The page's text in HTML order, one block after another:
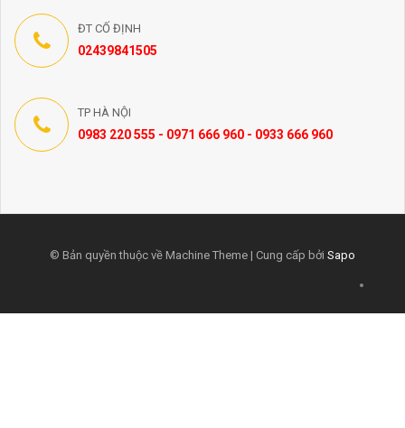
ĐT CỐ ĐỊNH
02439841505
TP HÀ NỘI
0983 220 555 - 0971 666 960 - 0933 666 960
© Bản quyền thuộc về Machine Theme | Cung cấp bởi Sapo